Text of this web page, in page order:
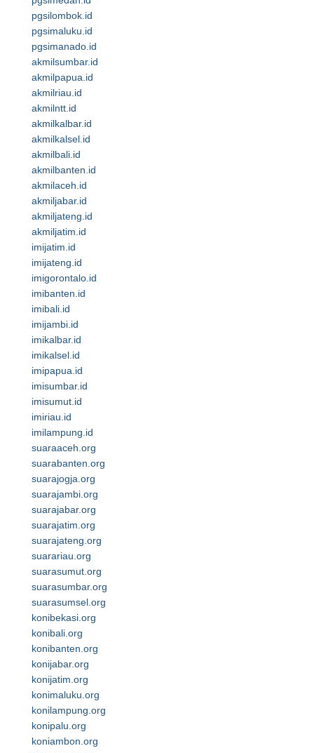
pgsilombok.id
pgsimaluku.id
pgsimanado.id
akmilsumbar.id
akmilpapua.id
akmilriau.id
akmilntt.id
akmilkalbar.id
akmilkalsel.id
akmilbali.id
akmilbanten.id
akmilaceh.id
akmiljabar.id
akmiljateng.id
akmiljatim.id
imijatim.id
imijateng.id
imigorontalo.id
imibanten.id
imibali.id
imijambi.id
imikalbar.id
imikalsel.id
imipapua.id
imisumbar.id
imisumut.id
imiriau.id
imilampung.id
suaraaceh.org
suarabanten.org
suarajogja.org
suarajambi.org
suarajabar.org
suarajatim.org
suarajateng.org
suarariau.org
suarasumut.org
suarasumbar.org
suarasumsel.org
konibekasi.org
konibali.org
konibanten.org
konijabar.org
konijatim.org
konimaluku.org
konilampung.org
konipalu.org
koniambon.org